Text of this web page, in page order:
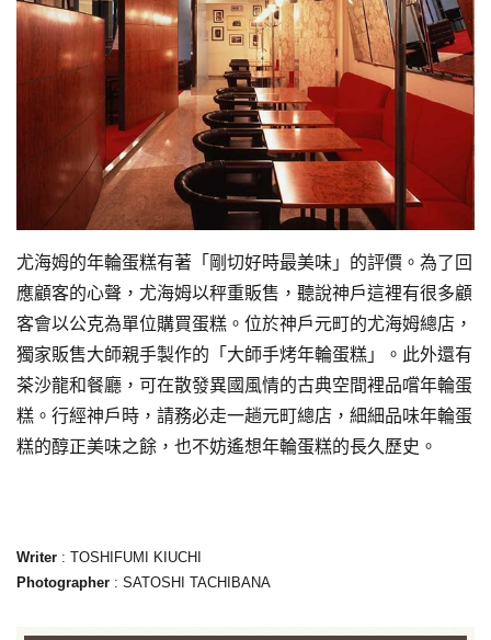
尤海姆的年輪蛋糕有著「剛切好時最美味」的評價。為了回
應顧客的心聲，尤海姆以秤重販售，聽說神戶這裡有很多顧
客會以公克為單位購買蛋糕。位於神戶元町的尤海姆總店，
獨家販售大師親手製作的「大師手烤年輪蛋糕」。此外還有
茶沙龍和餐廳，可在散發異國風情的古典空間裡品嚐年輪蛋
糕。行經神戶時，請務必走一趟元町總店，細細品味年輪蛋
糕的醇正美味之餘，也不妨遙想年輪蛋糕的長久歷史。
Writer: TOSHIFUMI KIUCHI
Photographer: SATOSHI TACHIBANA